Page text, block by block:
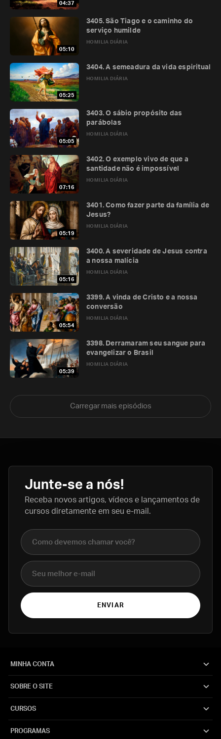
04:37
05:10
HOMILIA DIÁRIA
3405. São Tiago e o caminho do
serviço humilde
05:25
HOMILIA DIÁRIA
3404. A semeadura da vida espiritual
05:05
HOMILIA DIÁRIA
3403. O sábio propósito das
parábolas
07:16
HOMILIA DIÁRIA
3402. O exemplo vivo de que a
santidade não é impossível
05:19
HOMILIA DIÁRIA
3401. Como fazer parte da família de
Jesus?
05:16
HOMILIA DIÁRIA
3400. A severidade de Jesus contra
a nossa malícia
05:54
HOMILIA DIÁRIA
3399. A vinda de Cristo e a nossa
conversão
05:39
HOMILIA DIÁRIA
3398. Derramaram seu sangue para
evangelizar o Brasil
Carregar mais episódios
Junte-se a nós!
Receba novos artigos, vídeos e lançamentos de
cursos diretamente em seu e-mail.
Nome completo
E-mail
ENVIAR
MINHA CONTA
SOBRE O SITE
CURSOS
PROGRAMAS